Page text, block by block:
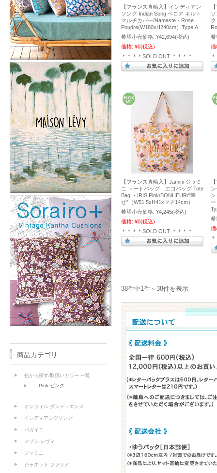
【フランス直輸入】インディアン
ソング Indian Song ベロア キルト
マルチカバー/Namaste・Rose
Poudre(W180xH240cm）Type.A
希望小売価格: ¥42,694(税込)
価格: ¥0(税込)
＊＊＊＊SOLD OUT ＊＊＊＊
希
価
【フランス直輸入】Jamini ジャミ
ニ トートバッグ エコバッグ Tote
Bag ・IRIS Pink/BONHEUR/"幸
せ"（W51.5xH41xマチ14cm）
希望小売価格: ¥4,245(税込)
価格: ¥0(税込)
＊＊＊＊SOLD OUT ＊＊＊＊
希
価
38件中1件～38件を表示
商品カテゴリ
色から探す/取扱いカラー 一覧
Pink ピンク
オンフィル ダンディエンヌ
インディアングソング
バガイユ
メゾン レヴィ
ジャミニ
ジャネット ファリア